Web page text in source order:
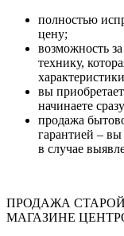
полностью
цену;
возможность
технику,
вы
начинаете
продажа
гарантией – вы
в случае
ПРОДАЖА
МАГАЗИНЕ